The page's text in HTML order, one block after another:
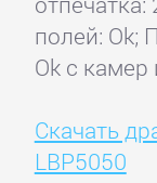
полей: Ok;
Ok с
Скачать
LBP5050